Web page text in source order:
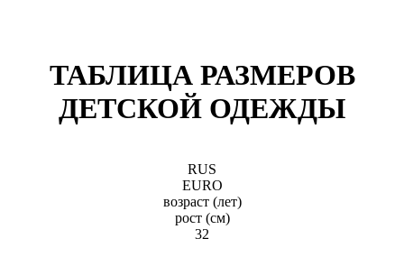
ТАБЛИЦА РАЗМЕРОВ
ДЕТСКОЙ ОДЕЖДЫ
RUS
EURO
возраст (лет)
рост (см)
32